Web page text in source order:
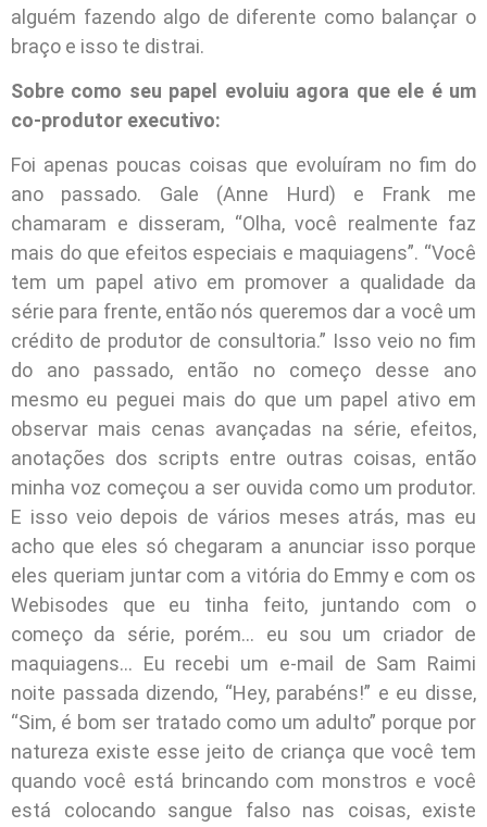
alguém fazendo algo de diferente como balançar o
braço e isso te distrai.
Sobre como seu papel evoluiu agora que ele é um
co-produtor executivo:
Foi apenas poucas coisas que evoluíram no fim do
ano passado. Gale (Anne Hurd) e Frank me
chamaram e disseram, “Olha, você realmente faz
mais do que efeitos especiais e maquiagens”. “Você
tem um papel ativo em promover a qualidade da
série para frente, então nós queremos dar a você um
crédito de produtor de consultoria.” Isso veio no fim
do ano passado, então no começo desse ano
mesmo eu peguei mais do que um papel ativo em
observar mais cenas avançadas na série, efeitos,
anotações dos scripts entre outras coisas, então
minha voz começou a ser ouvida como um produtor.
E isso veio depois de vários meses atrás, mas eu
acho que eles só chegaram a anunciar isso porque
eles queriam juntar com a vitória do Emmy e com os
Webisodes que eu tinha feito, juntando com o
começo da série, porém… eu sou um criador de
maquiagens… Eu recebi um e-mail de Sam Raimi
noite passada dizendo, “Hey, parabéns!” e eu disse,
“Sim, é bom ser tratado como um adulto” porque por
natureza existe esse jeito de criança que você tem
quando você está brincando com monstros e você
está colocando sangue falso nas coisas, existe